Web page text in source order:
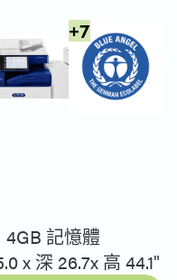
+7
4GB 記憶體
x 深 26.7x 高 44.1"